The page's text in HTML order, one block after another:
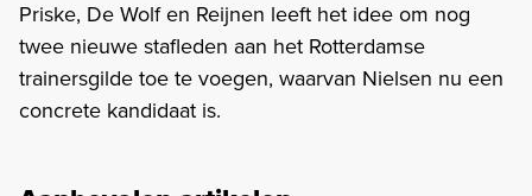
Priske, De Wolf en Reijnen leeft het idee om nog
twee nieuwe stafleden aan het Rotterdamse
trainersgilde toe te voegen, waarvan Nielsen nu een
concrete kandidaat is.